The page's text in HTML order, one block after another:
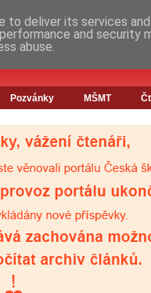
Pozvánky MŠMT
to deliver its services
and
abuse.